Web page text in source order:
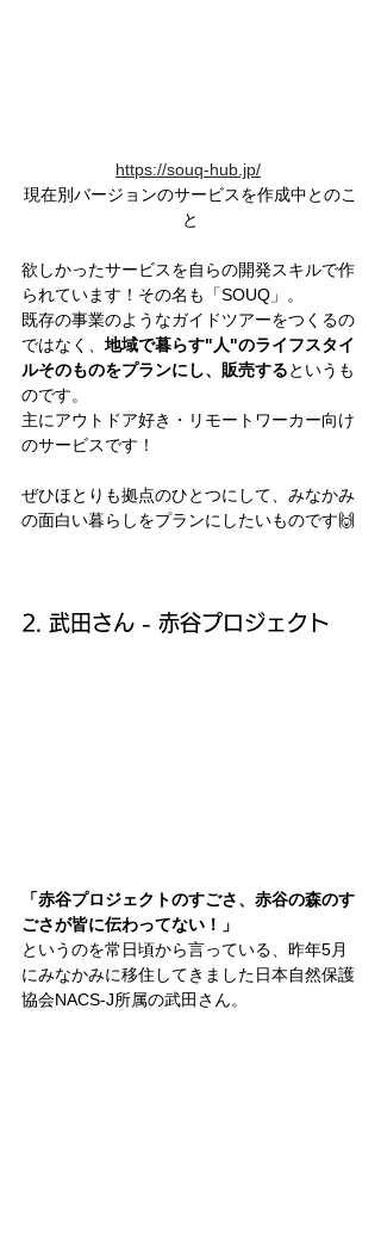
https://souq-hub.jp/
現在別バージョンのサービスを作成中とのこ
と
欲しかったサービスを自らの開発スキルで作
られています！その名も「SOUQ」。
既存の事業のようなガイドツアーをつくるの
ではなく、 地域で暮らす"人"のライフスタイ
ルそのものをプランにし、販売するというも
のです。
主にアウトドア好き・リモートワーカー向け
のサービスです！
ぜひほとりも拠点のひとつにして、みなかみ
の面白い暮らしをプランにしたいものです🙌
2. 武田さん - 赤谷プロジェクト
「赤谷プロジェクトのすごさ、赤谷の森のす
ごさが皆に伝わってない！」
というのを常日頃から言っている、昨年5月
にみなかみに移住してきました日本自然保護
協会NACS-J所属の武田さん。